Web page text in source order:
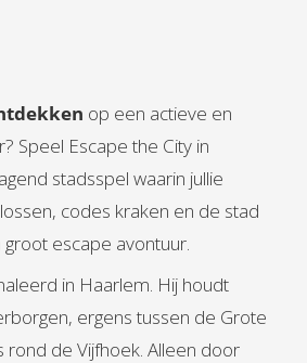
op een actieve en
Speel Escape the City in
stadsspel waarin jullie
codes kraken en de stad
escape avontuur.
in Haarlem. Hij houdt
ergens tussen de Grote
rond de Vijfhoek. Alleen door